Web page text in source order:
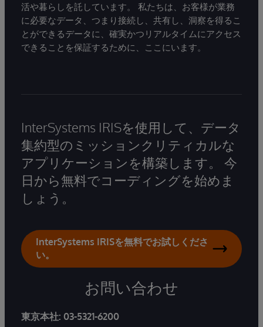
活や暮らしを託しています。 私たちは、お客様が業務
に必要なデータ、つまり接続し、共有し、洞察を得るこ
とができるデータに、確実かつリアルタイムにアクセス
できることを保証するために、ここにいます。
InterSystems IRISを使用して、データ
集約型のミッションクリティカルな
アプリケーションを構築します。 今
日から無料でコーディングを始めま
しょう。
InterSystems IRISを無料でお試しくださ
い。
お問い合わせ
東京本社: 03-5321-6200